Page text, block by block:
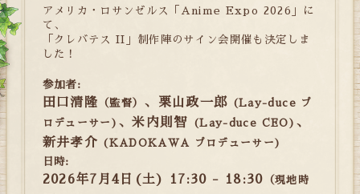
アメリカ・ロサンゼルス「Anime Expo 2026」に
て、
「クレバテス II」制作陣のサイン会開催も決定しま
した！
参加者:
田口清隆 （監督） 、栗山政一郎 (Lay-duce プ
ロデューサー) 、米内則智 (Lay-duce CEO) 、
新井孝介 (KADOKAWA プロデューサー)
日時:
2026年7月4日(土) 17:30 - 18:30 （現地時